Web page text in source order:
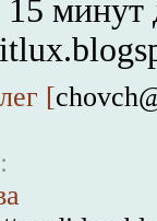
15 минут
[